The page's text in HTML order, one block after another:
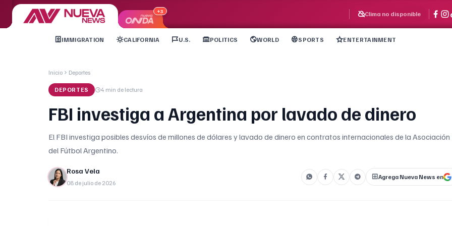
+3 Clima no disponible
IMMIGRATION CALIFORNIA U.S. POLITICS WORLD SPORTS ENTERTAINMENT
Inicio Deportes
DEPORTES 4 min de lectura
FBI investiga a Argentina por lavado de dinero
El FBI investiga posibles desvíos de millones de dólares y lavado de dinero en contratos internacionales de la Asociación
del Fútbol Argentino.
Rosa Vela
08 de julio de 2026
Agrega Nueva News en